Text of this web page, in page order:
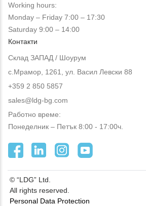
Working hours:
Monday – Friday 7:00 – 17:30
Saturday 9:00 – 14:00
Контакти
Склад ЗАПАД / Шоурум
с.Мрамор, 1261, ул. Васил Левски 88
+359 2 850 5857
sales@ldg-bg.com
Работно време:
Понеделник – Петък 8:00 - 17:00ч.
© “LDG” Ltd.
All rights reserved.
Personal Data Protection